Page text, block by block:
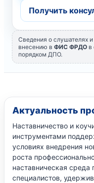
Получить
Сведения о слушателях
внесению в ФИС ФРДО в
порядком ДПО.
Актуальность
Наставничество и
инструментами
условиях внедрения
роста
наставническая среда
специалистов,